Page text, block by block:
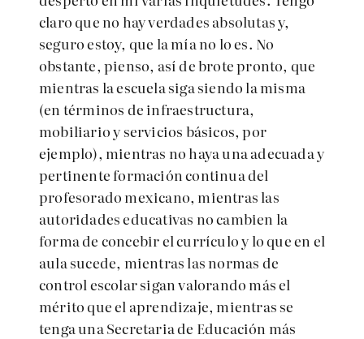
claro que no hay verdades absolutas y,
seguro estoy, que la mía no lo es. No
obstante, pienso, así de brote pronto, que
mientras la escuela siga siendo la misma
(en términos de infraestructura,
mobiliario y servicios básicos, por
ejemplo), mientras no haya una adecuada y
pertinente formación continua del
profesorado mexicano, mientras las
autoridades educativas no cambien la
forma de concebir el currículo y lo que en el
aula sucede, mientras las normas de
control escolar sigan valorando más el
mérito que el aprendizaje, mientras se
tenga una Secretaria de Educación más